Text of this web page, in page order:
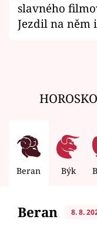
slavného
Jezdil na něm
Beran Býk
Beran 8. 8.